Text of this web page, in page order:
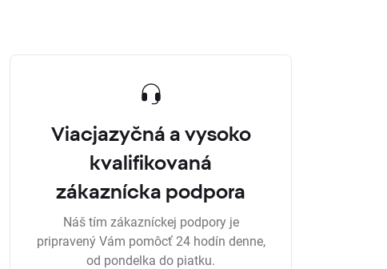
Viacjazyčná a vysoko
kvalifikovaná
zákaznícka podpora
Náš tím zákazníckej podpory je
pripravený Vám pomôcť 24 hodín denne,
od pondelka do piatku.